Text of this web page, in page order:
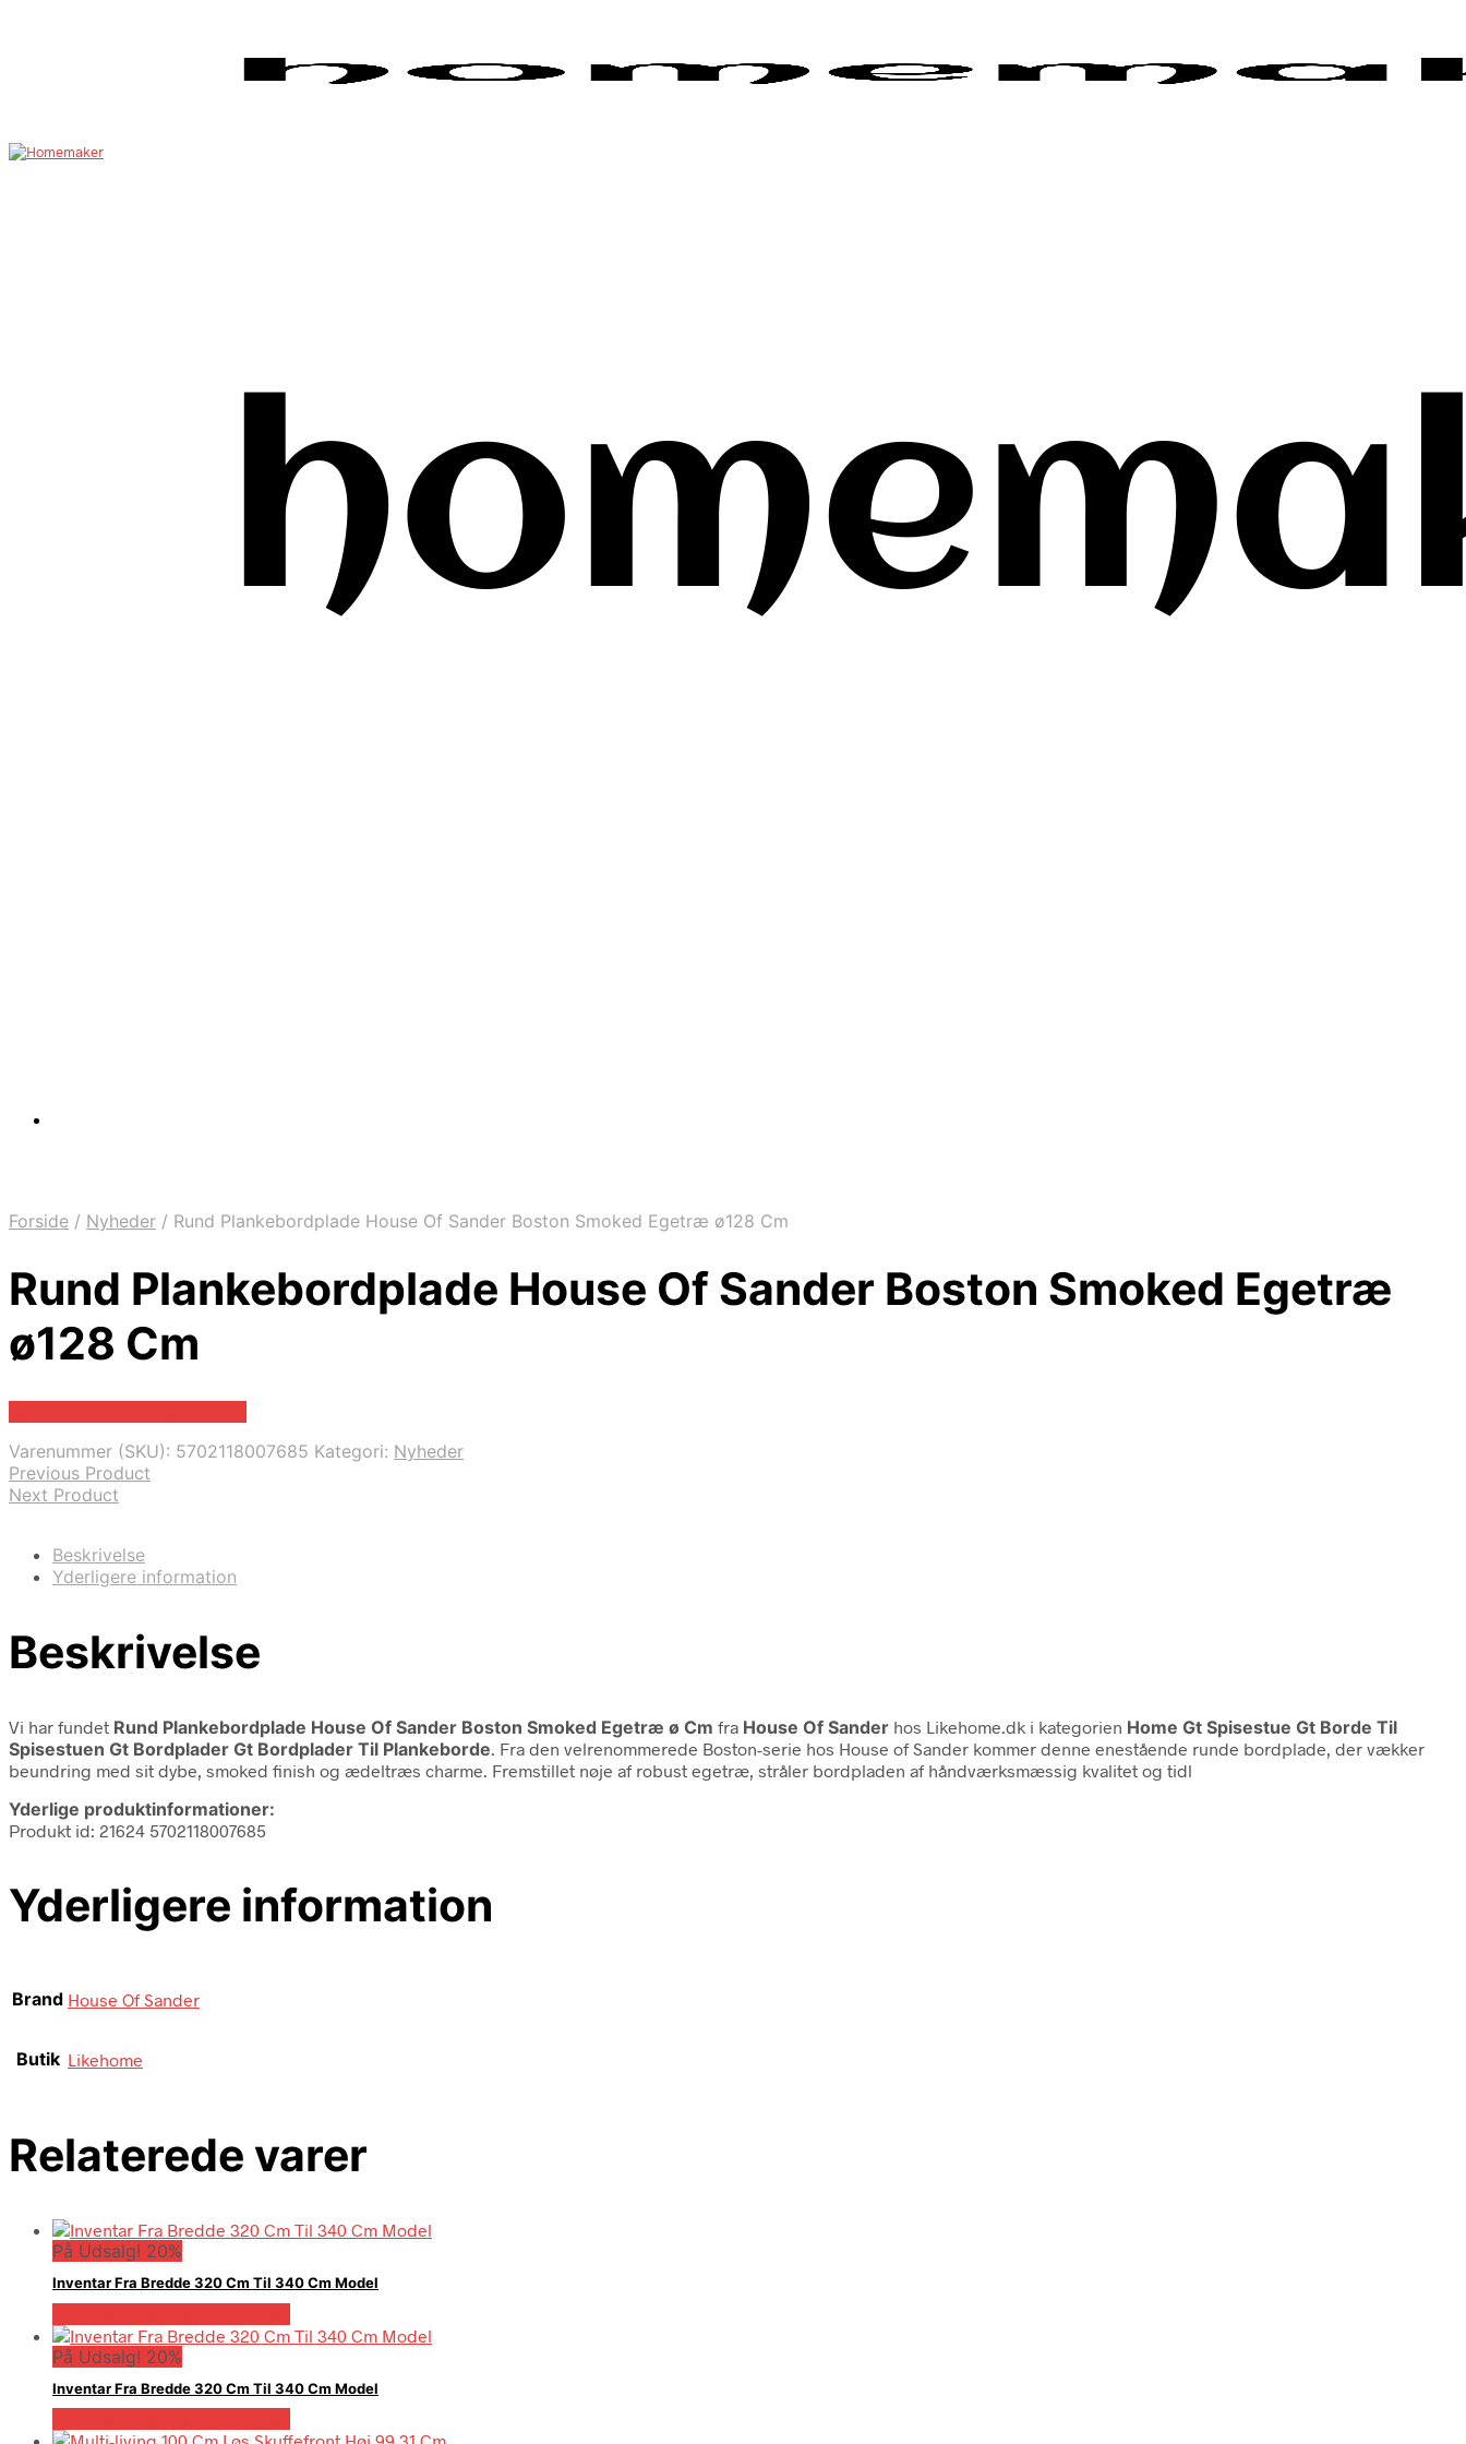
Forside / Nyheder / Rund Plankebordplade House Of Sander Boston Smoked Egetræ ø128 Cm
Rund Plankebordplade House Of Sander Boston Smoked Egetræ
ø128 Cm
Varenummer (SKU): 5702118007685 Kategori: Nyheder
Previous Product
Next Product
Beskrivelse
Yderligere information
Beskrivelse
Vi har fundet Rund Plankebordplade House Of Sander Boston Smoked Egetræ ø Cm fra House Of Sander hos Likehome.dk i kategorien Home Gt Spisestue Gt Borde Til
Spisestuen Gt Bordplader Gt Bordplader Til Plankeborde . Fra den velrenommerede Boston-serie hos House of Sander kommer denne enestående runde bordplade, der vækker
beundring med sit dybe, smoked finish og ædeltræs charme. Fremstillet nøje af robust egetræ, stråler bordpladen af håndværksmæssig kvalitet og tidl
Yderlige produktinformationer:
Produkt id: 21624 5702118007685
Yderligere information
Brand House Of Sander
Butik Likehome
Relaterede varer
På Udsalg! 20%
Inventar Fra Bredde 320 Cm Til 340 Cm Model
På Udsalg! 20%
Inventar Fra Bredde 320 Cm Til 340 Cm Model